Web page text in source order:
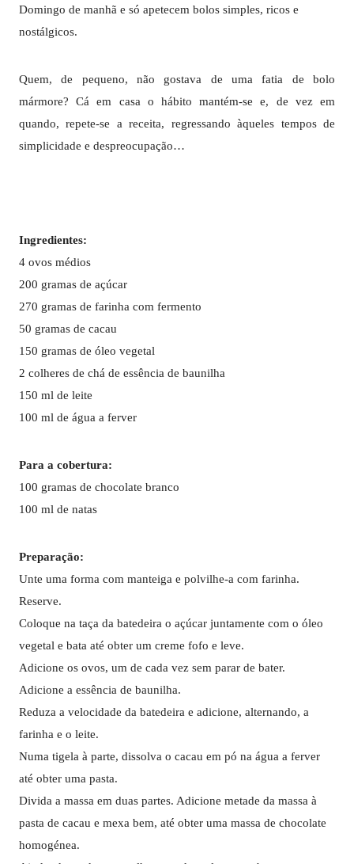
Domingo de manhã e só apetecem bolos simples, ricos e
nostálgicos.
Quem, de pequeno, não gostava de uma fatia de bolo
mármore? Cá em casa o hábito mantém-se e, de vez em
quando, repete-se a receita, regressando àqueles tempos de
simplicidade e despreocupação…
Ingredientes:
4 ovos médios
200 gramas de açúcar
270 gramas de farinha com fermento
50 gramas de cacau
150 gramas de óleo vegetal
2 colheres de chá de essência de baunilha
150 ml de leite
100 ml de água a ferver
Para a cobertura:
100 gramas de chocolate branco
100 ml de natas
Preparação:
Unte uma forma com manteiga e polvilhe-a com farinha.
Reserve.
Coloque na taça da batedeira o açúcar juntamente com o óleo
vegetal e bata até obter um creme fofo e leve.
Adicione os ovos, um de cada vez sem parar de bater.
Adicione a essência de baunilha.
Reduza a velocidade da batedeira e adicione, alternando, a
farinha e o leite.
Numa tigela à parte, dissolva o cacau em pó na água a ferver
até obter uma pasta.
Divida a massa em duas partes. Adicione metade da massa à
pasta de cacau e mexa bem, até obter uma massa de chocolate
homogénea.